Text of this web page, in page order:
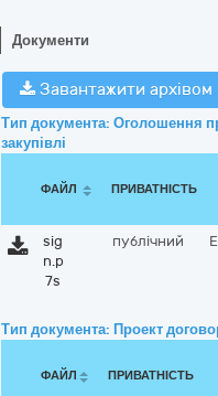
Документи
Завантажити архівом
Тип документа: Оголошення
закупівлі
ФАЙЛ ПРИВАТНІСТЬ
sig
n.p
7s
публічний
Тип документа: Проект
ФАЙЛ ПРИВАТНІСТЬ